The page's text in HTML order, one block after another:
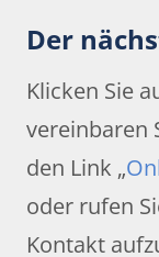
Der
Klicken Sie
vereinbaren
den Link „
oder rufen
Kontakt